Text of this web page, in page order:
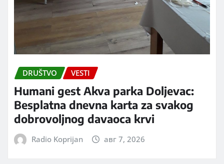
DRUŠTVO VESTI
Humani gest Akva parka Doljevac:
Besplatna dnevna karta za svakog
dobrovoljnog davaoca krvi
Radio Koprijan авг 7, 2026